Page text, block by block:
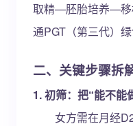
取精—胚胎培养—移
通PGT（第三代）绿
二、关键步骤拆
1. 初筛：把“能不能
女方需在月经